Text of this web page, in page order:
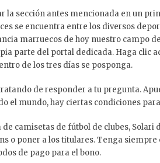
la sección antes mencionada en un
se encuentra entre los diversos
marruecos de hoy nuestro campo
parte del portal dedicada. Haga clic
de los tres días se posponga.
de responder a tu pregunta.
el mundo, hay ciertas condiciones
camisetas de fútbol de clubes, Solari
o poner a los titulares. Tenga
de pago para el bono.